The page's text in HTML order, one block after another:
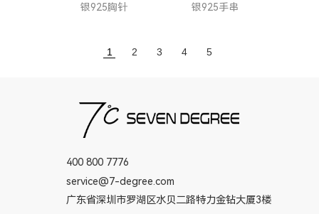
银925胸针 银925手串
1 2 3 4 5
400 800 7776
service@7-degree.com
广东省深圳市罗湖区水贝二路特力金钻大厦3楼